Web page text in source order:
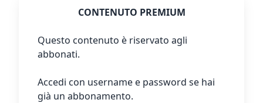
CONTENUTO PREMIUM
Questo contenuto è riservato agli
abbonati.
Accedi con username e password se hai
già un abbonamento.